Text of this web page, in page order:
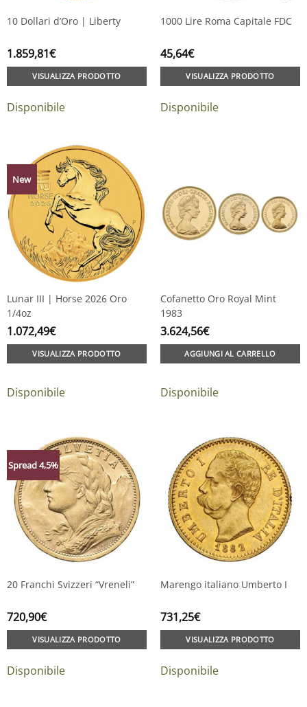
10 Dollari d’Oro | Liberty
1.859,81€
VISUALIZZA PRODOTTO
Disponibile
1000 Lire Roma Capitale FDC
45,64€
VISUALIZZA PRODOTTO
Disponibile
New
Lunar III | Horse 2026 Oro
1/4oz
1.072,49€
VISUALIZZA PRODOTTO
Disponibile
Cofanetto Oro Royal Mint
1983
3.624,56€
AGGIUNGI AL CARRELLO
Disponibile
Spread 4,5%
20 Franchi Svizzeri “Vreneli”
720,90€
VISUALIZZA PRODOTTO
Disponibile
Marengo italiano Umberto I
731,25€
VISUALIZZA PRODOTTO
Disponibile